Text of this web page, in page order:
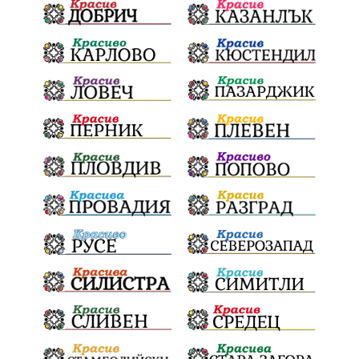
Благотворителност Събития
Българска патриаршия СВетли празници
Криминално Творчество Тръмп
Ценности Европейска комисия
Урсула фон дер Лайен Законопроект
Вдъхновяваща история Приказка
Замърсяване Боклук Дружба
Хавайска мироточива икона
Пресвета Богородица Светия синод
Йордан Камджалов Софи Маринова